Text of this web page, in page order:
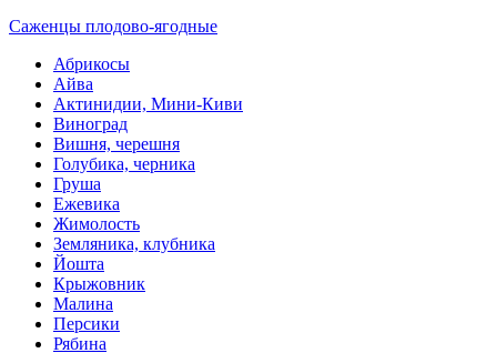
Саженцы плодово-ягодные
Абрикосы
Айва
Актинидии, Мини-Киви
Виноград
Вишня, черешня
Голубика, черника
Груша
Ежевика
Жимолость
Земляника, клубника
Йошта
Крыжовник
Малина
Персики
Рябина